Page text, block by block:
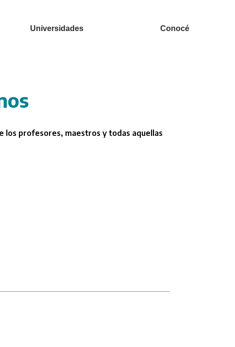
Universidades Conocé
los profesores, maestros y todas aquellas